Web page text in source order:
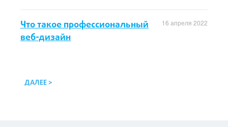
16 апреля 2022
Что такое профессиональный
веб-дизайн
ДАЛЕЕ >